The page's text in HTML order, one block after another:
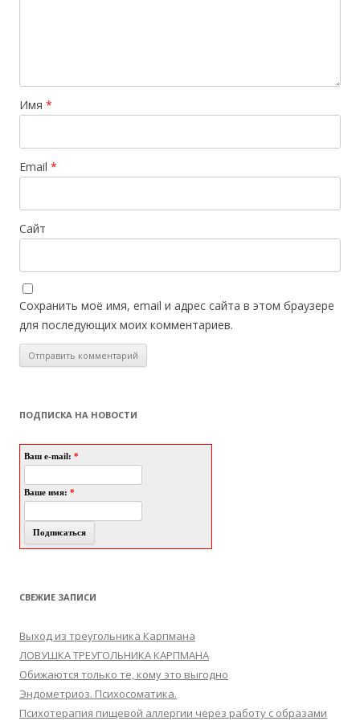
Имя *
Email *
Сайт
Сохранить моё имя, email и адрес сайта в этом браузере
для последующих моих комментариев.
ПОДПИСКА НА НОВОСТИ
Ваш e-mail: *
Ваше имя: *
СВЕЖИЕ ЗАПИСИ
Выход из треугольника Карпмана
ЛОВУШКА ТРЕУГОЛЬНИКА КАРПМАНА
Обижаются только те, кому это выгодно
Эндометриоз. Психосоматика.
Психотерапия пищевой аллергии через работу с образами